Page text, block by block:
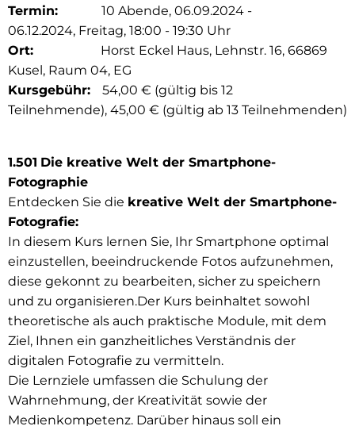
Termin: 10 Abende, 06.09.2024 -
06.12.2024, Freitag, 18:00 - 19:30 Uhr
Ort: Horst Eckel Haus, Lehnstr. 16, 66869
Kusel, Raum 04, EG
Kursgebühr: 54,00 € (gültig bis 12
Teilnehmende), 45,00 € (gültig ab 13 Teilnehmenden)
1.501 Die kreative Welt der Smartphone-
Fotographie
Entdecken Sie die kreative Welt der Smartphone-
Fotografie:
In diesem Kurs lernen Sie, Ihr Smartphone optimal
einzustellen, beeindruckende Fotos aufzunehmen,
diese gekonnt zu bearbeiten, sicher zu speichern
und zu organisieren.Der Kurs beinhaltet sowohl
theoretische als auch praktische Module, mit dem
Ziel, Ihnen ein ganzheitliches Verständnis der
digitalen Fotografie zu vermitteln.
Die Lernziele umfassen die Schulung der
Wahrnehmung, der Kreativität sowie der
Medienkompetenz. Darüber hinaus soll ein